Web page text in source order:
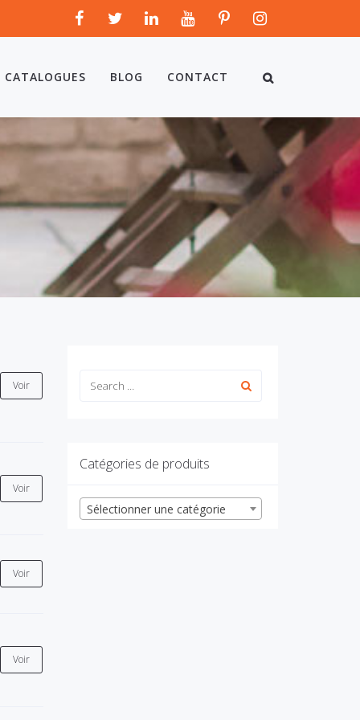
CATALOGUES BLOG CONTACT
Voir
Voir
Voir
Voir
Catégories de produits
Sélectionner une catégorie